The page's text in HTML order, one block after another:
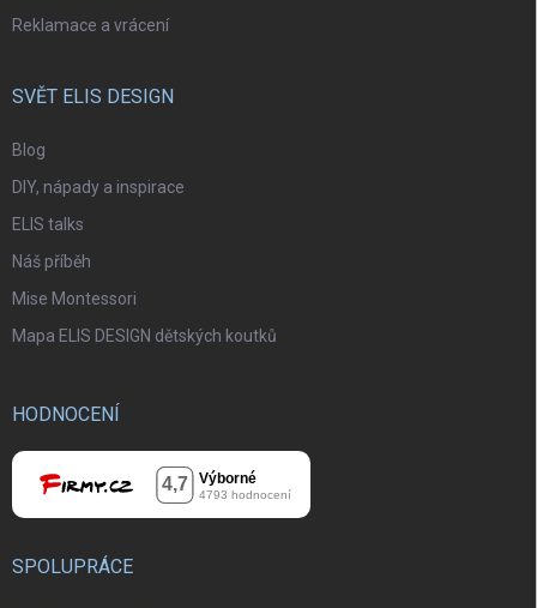
Reklamace a vrácení
SVĚT ELIS DESIGN
Blog
DIY, nápady a inspirace
ELIS talks
Náš příběh
Mise Montessori
Mapa ELIS DESIGN dětských koutků
HODNOCENÍ
SPOLUPRÁCE